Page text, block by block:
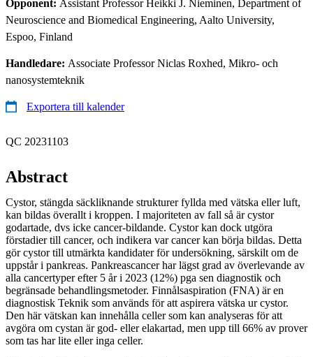
Opponent: Assistant Professor Heikki J. Nieminen, Department of
Neuroscience and Biomedical Engineering, Aalto University,
Espoo, Finland
Handledare: Associate Professor Niclas Roxhed, Mikro- och
nanosystemteknik
Exportera till kalender
QC 20231103
Abstract
Cystor, stängda säckliknande strukturer fyllda med vätska eller luft,
kan bildas överallt i kroppen. I majoriteten av fall så är cystor
godartade, dvs icke cancer-bildande. Cystor kan dock utgöra
förstadier till cancer, och indikera var cancer kan börja bildas. Detta
gör cystor till utmärkta kandidater för undersökning, särskilt om de
uppstår i pankreas. Pankreascancer har lägst grad av överlevande av
alla cancertyper efter 5 år i 2023 (12%) pga sen diagnostik och
begränsade behandlingsmetoder. Finnålsaspiration (FNA) är en
diagnostisk Teknik som används för att aspirera vätska ur cystor.
Den här vätskan kan innehålla celler som kan analyseras för att
avgöra om cystan är god- eller elakartad, men upp till 66% av prover
som tas har lite eller inga celler.